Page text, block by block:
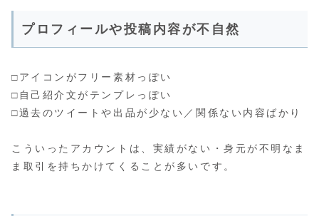
プロフィールや投稿内容が不自然
□アイコンがフリー素材っぽい
□自己紹介文がテンプレっぽい
□過去のツイートや出品が少ない／関係ない内容ばかり
こういったアカウントは、実績がない・身元が不明なま
ま取引を持ちかけてくることが多いです。